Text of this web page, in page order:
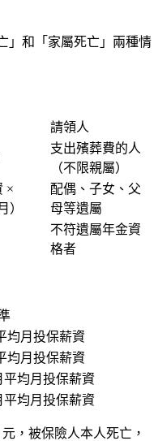
」和「家屬死亡」兩種情
請領人
支出殯葬費的人
（不限親屬）
×
）
配偶、子女、父
母等遺屬
不符遺屬年金資
格者
均月投保薪資
均月投保薪資
平均月投保薪資
平均月投保薪資
，被保險人本人死亡，